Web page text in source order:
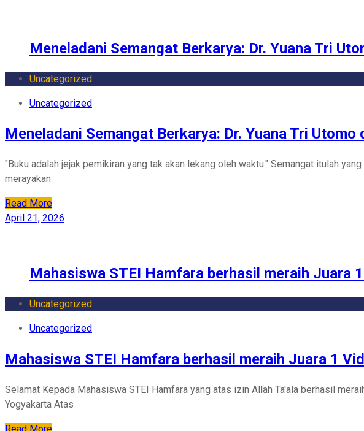
Meneladani Semangat Berkarya: Dr. Yuana Tri
Uncategorized
Uncategorized
Meneladani Semangat Berkarya: Dr. Yuana Tri Utomo
"Buku adalah jejak pemikiran yang tak akan lekang oleh waktu." Semangat itulah
merayakan
Read More
April 21, 2026
Mahasiswa STEI Hamfara berhasil meraih Juara
Uncategorized
Uncategorized
Mahasiswa STEI Hamfara berhasil meraih Juara 1
Selamat Kepada Mahasiswa STEI Hamfara yang atas izin Allah Ta'ala berhasil
Yogyakarta Atas